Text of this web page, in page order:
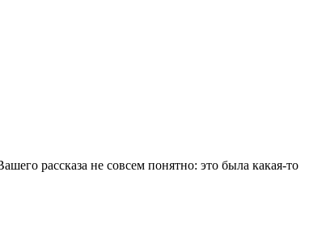
рассказа не совсем понятно: это была какая-то